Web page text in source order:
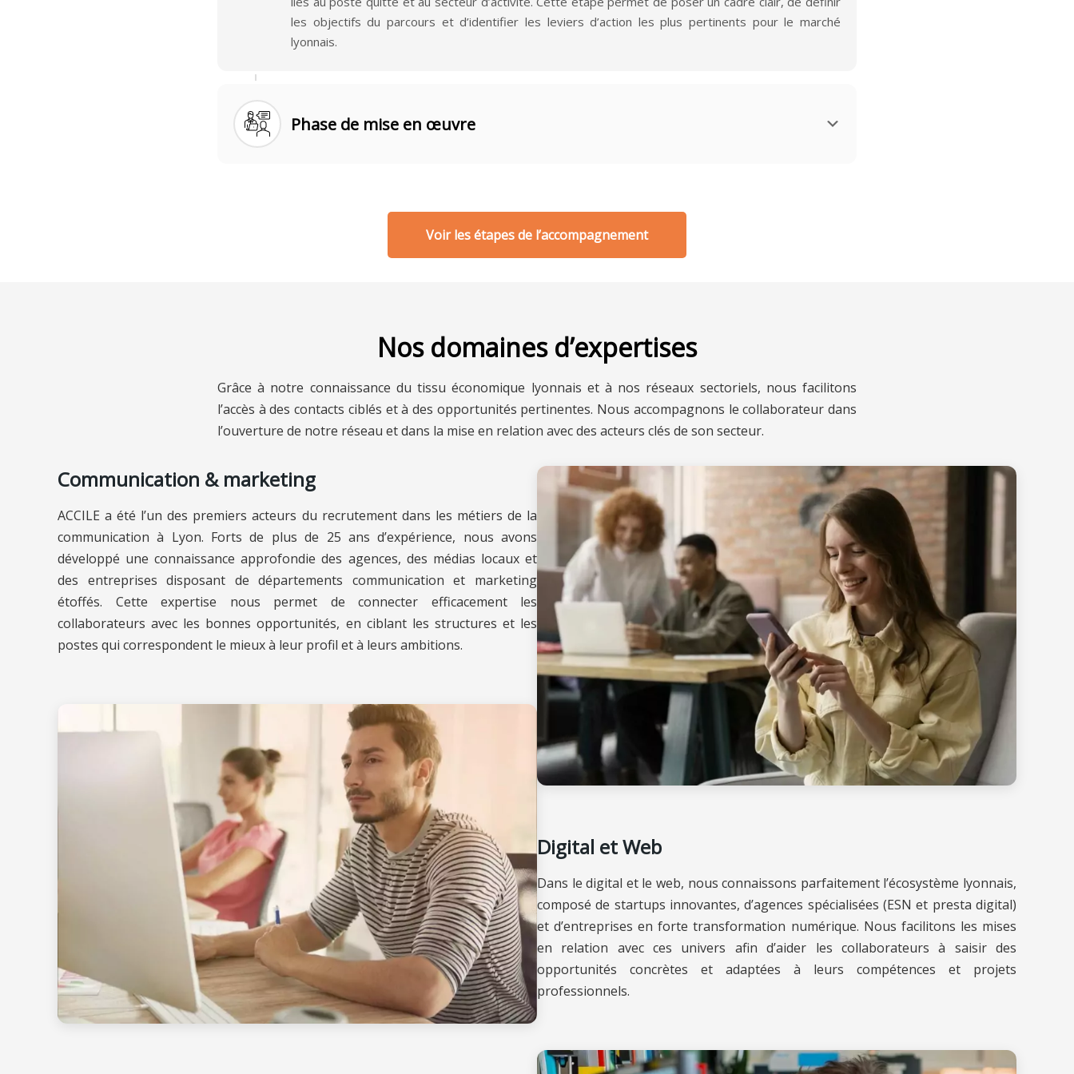
les objectifs du parcours et d’identifier les leviers d’action les plus pertinents pour le marché
lyonnais.
Phase de mise en œuvre
adapté aux opportunités existantes sur le marché. Cela inclut la définition d’un positionnement
précis, la valorisation du profil et la construction d’une stratégie ciblée pour le marché de l’emploi à
Voir les étapes de l’accompagnement
Nos domaines d’expertises
Grâce à notre connaissance du tissu économique lyonnais et à nos réseaux sectoriels, nous facilitons
l’accès à des contacts ciblés et à des opportunités pertinentes. Nous accompagnons le collaborateur dans
l’ouverture de notre réseau et dans la mise en relation avec des acteurs clés de son secteur.
Communication & marketing
ACCILE a été l’un des premiers acteurs du recrutement dans les métiers de la
communication à Lyon. Forts de plus de 25 ans d’expérience, nous avons
développé une connaissance approfondie des agences, des médias locaux et
des entreprises disposant de départements communication et marketing
étoffés. Cette expertise nous permet de connecter efficacement les
collaborateurs avec les bonnes opportunités, en ciblant les structures et les
postes qui correspondent le mieux à leur profil et à leurs ambitions.
Digital et Web
Dans le digital et le web, nous connaissons parfaitement l’écosystème lyonnais,
composé de startups innovantes, d’agences spécialisées (ESN et presta digital)
et d’entreprises en forte transformation numérique. Nous facilitons les mises
en relation avec ces univers afin d’aider les collaborateurs à saisir des
opportunités concrètes et adaptées à leurs compétences et projets
professionnels.